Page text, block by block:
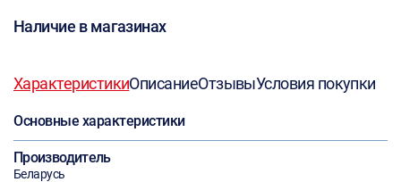
Наличие в магазинах
ХарактеристикиОписаниеОтзывыУсловия покупки
Основные характеристики
Производитель
Беларусь